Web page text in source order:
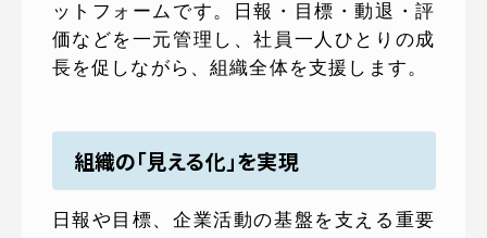
ットフォームです。日報・目標・動退・評
価などを一元管理し、社員一人ひとりの成
長を促しながら、組織全体を支援します。
組織の「見える化」を実現
日報や目標、企業活動の基盤を支える重要